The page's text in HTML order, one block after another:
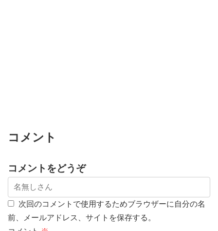
コメント
コメントをどうぞ
次回のコメントで使用するためブラウザーに自分の名
前、メールアドレス、サイトを保存する。